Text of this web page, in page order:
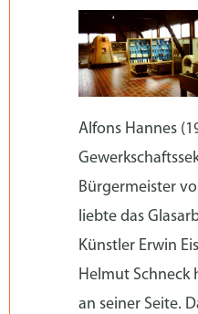
Alfons Hannes
Bürgermeister
liebte das
Künstler Erwin
Helmut Schneck
an seiner Seite.